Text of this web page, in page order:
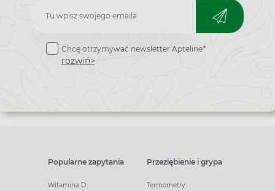
Zapisz
newslettera
Chcę otrzymywać newsletter Apteline*
rozwiń>
Popularne zapytania
Witamina D
Przeziębienie i grypa
Termometry